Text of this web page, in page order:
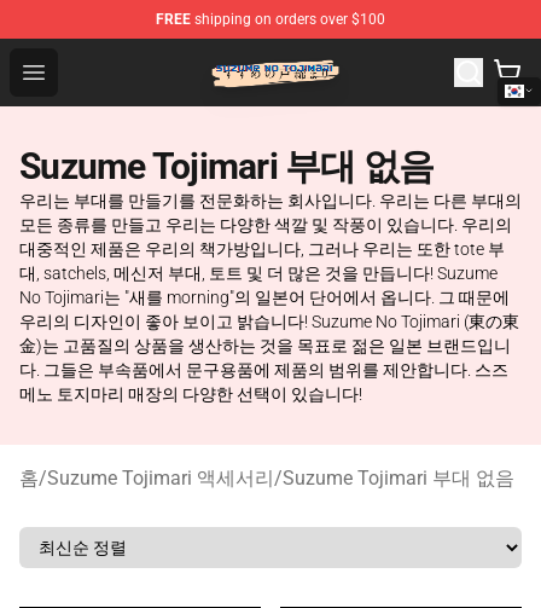
FREE shipping on orders over $100
Open menu
Suzumeno Tojimari Store - Official Suzumeno Tojimari
Suzume Tojimari 부대 없음
우리는 부대를 만들기를 전문화하는 회사입니다. 우리는 다른 부대의
모든 종류를 만들고 우리는 다양한 색깔 및 작풍이 있습니다. 우리의
대중적인 제품은 우리의 책가방입니다, 그러나 우리는 또한 tote 부
대, satchels, 메신저 부대, 토트 및 더 많은 것을 만듭니다! Suzume
No Tojimari는 "새를 morning"의 일본어 단어에서 옵니다. 그 때문에
우리의 디자인이 좋아 보이고 밝습니다! Suzume No Tojimari (東の東
金)는 고품질의 상품을 생산하는 것을 목표로 젊은 일본 브랜드입니
다. 그들은 부속품에서 문구용품에 제품의 범위를 제안합니다. 스즈
메노 토지마리 매장의 다양한 선택이 있습니다!
홈/Suzume Tojimari 액세서리/Suzume Tojimari 부대 없음